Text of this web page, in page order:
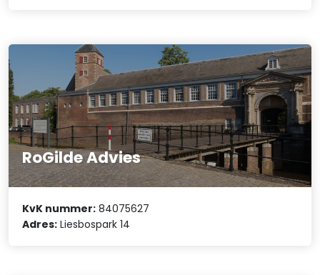
RoGilde Advies
KvK nummer: 84075627
Adres: Liesbospark 14